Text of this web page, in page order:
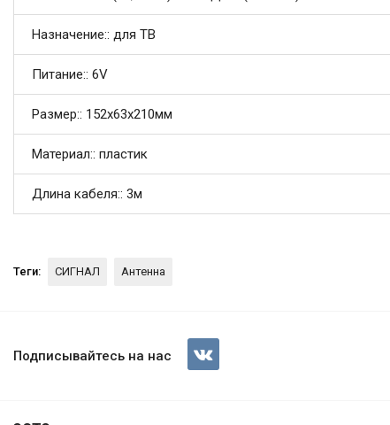
Назначение:: для ТВ
Питание:: 6V
Размер:: 152х63х210мм
Материал:: пластик
Длина кабеля:: 3м
Теги: СИГНАЛ Антенна
Антенна СИГНАЛ SAI 615
Подписывайтесь на нас